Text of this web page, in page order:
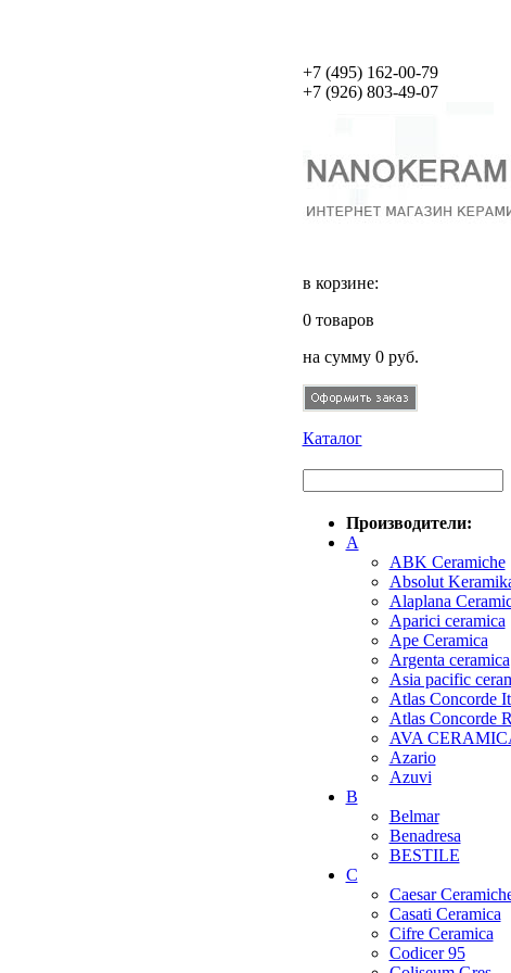
+7 (495)162-00-79
+7 (926)803-49-07
в корзине:
0товаров
на сумму 0руб.
Каталог
Производители:
A
ABK Ceramiche
Absolut
Alaplana
Aparici ceramica
Ape Ceramica
Argenta ceramica
Asia pacific
Atlas Concorde
Atlas Concorde
AVA
Azario
Azuvi
B
Belmar
Benadresa
BESTILE
C
Caesar
Casati Ceramica
Cifre Ceramica
Codicer 95